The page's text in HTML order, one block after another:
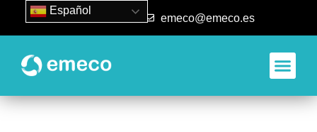
93 840 50 80 emeco@emeco.es
Español